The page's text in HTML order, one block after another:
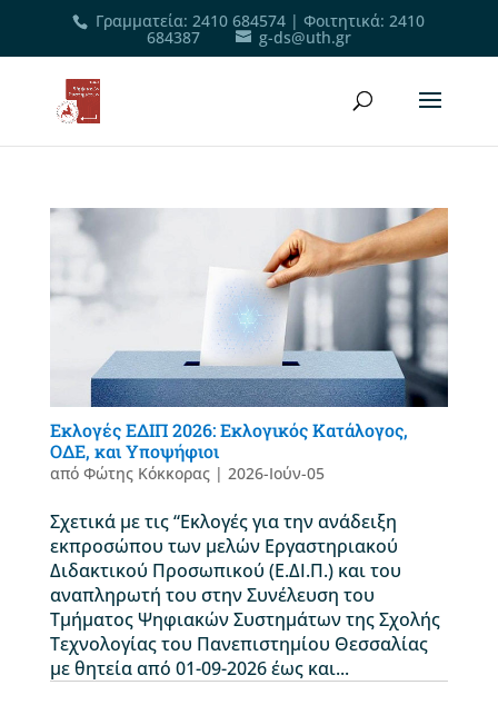
Γραμματεία: 2410 684574 |Φοιτητικά: 2410
684387 g-ds@uth.gr
Εκλογές ΕΔΙΠ 2026: Εκλογικός Κατάλογος,
ΟΔΕ, και Υποψήφιοι
από Φώτης Κόκκορας| 2026-Ιούν-05
Σχετικά με τις “Εκλογές για την ανάδειξη
εκπροσώπου των μελών Εργαστηριακού
Διδακτικού Προσωπικού (Ε.ΔΙ.Π.) και του
αναπληρωτή του στην Συνέλευση του
Τμήματος Ψηφιακών Συστημάτων της Σχολής
Τεχνολογίας του Πανεπιστημίου Θεσσαλίας
με θητεία από 01-09-2026 έως και...